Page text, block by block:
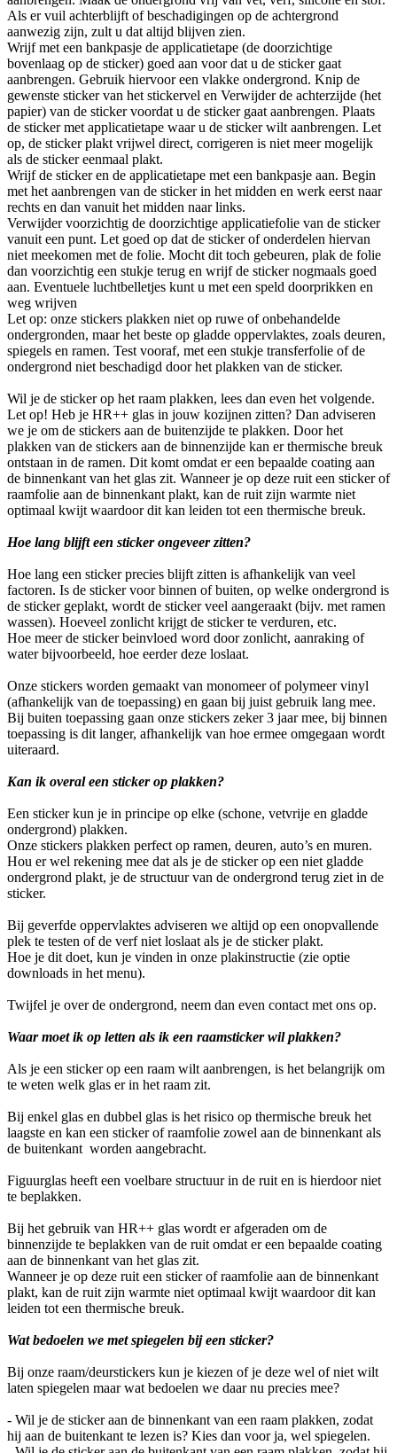
Als er vuil achterblijft of beschadigingen op de achtergrond
aanwezig zijn, zult u dat altijd blijven zien.
Wrijf met een bankpasje de applicatietape (de doorzichtige
bovenlaag op de sticker) goed aan voor dat u de sticker gaat
aanbrengen. Gebruik hiervoor een vlakke ondergrond. Knip de
gewenste sticker van het stickervel en Verwijder de achterzijde (het
papier) van de sticker voordat u de sticker gaat aanbrengen. Plaats
de sticker met applicatietape waar u de sticker wilt aanbrengen. Let
op, de sticker plakt vrijwel direct, corrigeren is niet meer mogelijk
als de sticker eenmaal plakt.
Wrijf de sticker en de applicatietape met een bankpasje aan. Begin
met het aanbrengen van de sticker in het midden en werk eerst naar
rechts en dan vanuit het midden naar links.
Verwijder voorzichtig de doorzichtige applicatiefolie van de sticker
vanuit een punt. Let goed op dat de sticker of onderdelen hiervan
niet meekomen met de folie. Mocht dit toch gebeuren, plak de folie
dan voorzichtig een stukje terug en wrijf de sticker nogmaals goed
aan. Eventuele luchtbelletjes kunt u met een speld doorprikken en
weg wrijven
Let op: onze stickers plakken niet op ruwe of onbehandelde
ondergronden, maar het beste op gladde oppervlaktes, zoals deuren,
spiegels en ramen. Test vooraf, met een stukje transferfolie of de
ondergrond niet beschadigd door het plakken van de sticker.
Wil je de sticker op het raam plakken, lees dan even het volgende.
Let op! Heb je HR++ glas in jouw kozijnen zitten? Dan adviseren
we je om de stickers aan de buitenzijde te plakken. Door het
plakken van de stickers aan de binnenzijde kan er thermische breuk
ontstaan in de ramen. Dit komt omdat er een bepaalde coating aan
de binnenkant van het glas zit. Wanneer je op deze ruit een sticker of
raamfolie aan de binnenkant plakt, kan de ruit zijn warmte niet
optimaal kwijt waardoor dit kan leiden tot een thermische breuk.
Hoe lang blijft een sticker ongeveer zitten?
Hoe lang een sticker precies blijft zitten is afhankelijk van veel
factoren. Is de sticker voor binnen of buiten, op welke ondergrond is
de sticker geplakt, wordt de sticker veel aangeraakt (bijv. met ramen
wassen). Hoeveel zonlicht krijgt de sticker te verduren, etc.
Hoe meer de sticker beinvloed word door zonlicht, aanraking of
water bijvoorbeeld, hoe eerder deze loslaat.
Onze stickers worden gemaakt van monomeer of polymeer vinyl
(afhankelijk van de toepassing) en gaan bij juist gebruik lang mee.
Bij buiten toepassing gaan onze stickers zeker 3 jaar mee, bij binnen
toepassing is dit langer, afhankelijk van hoe ermee omgegaan wordt
uiteraard.
Kan ik overal een sticker op plakken?
Een sticker kun je in principe op elke (schone, vetvrije en gladde
ondergrond) plakken.
Onze stickers plakken perfect op ramen, deuren, auto’s en muren.
Hou er wel rekening mee dat als je de sticker op een niet gladde
ondergrond plakt, je de structuur van de ondergrond terug ziet in de
sticker.
Bij geverfde oppervlaktes adviseren we altijd op een onopvallende
plek te testen of de verf niet loslaat als je de sticker plakt.
Hoe je dit doet, kun je vinden in onze plakinstructie (zie optie
downloads in het menu).
Twijfel je over de ondergrond, neem dan even contact met ons op.
Waar moet ik op letten als ik een raamsticker wil plakken?
Als je een sticker op een raam wilt aanbrengen, is het belangrijk om
te weten welk glas er in het raam zit.
Bij enkel glas en dubbel glas is het risico op thermische breuk het
laagste en kan een sticker of raamfolie zowel aan de binnenkant als
de buitenkant worden aangebracht.
Figuurglas heeft een voelbare structuur in de ruit en is hierdoor niet
te beplakken.
Bij het gebruik van HR++ glas wordt er afgeraden om de
binnenzijde te beplakken van de ruit omdat er een bepaalde coating
aan de binnenkant van het glas zit.
Wanneer je op deze ruit een sticker of raamfolie aan de binnenkant
plakt, kan de ruit zijn warmte niet optimaal kwijt waardoor dit kan
leiden tot een thermische breuk.
Wat bedoelen we met spiegelen bij een sticker?
Bij onze raam/deurstickers kun je kiezen of je deze wel of niet wilt
laten spiegelen maar wat bedoelen we daar nu precies mee?
- Wil je de sticker aan de binnenkant van een raam plakken, zodat
hij aan de buitenkant te lezen is? Kies dan voor ja, wel spiegelen.